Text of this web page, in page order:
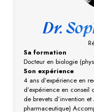
Dr.
Sa formation
Docteur en biologie
Son expérience
4 ans d’expérience en
d’expérience en conseil
de brevets d’invention
pharmaceutique)